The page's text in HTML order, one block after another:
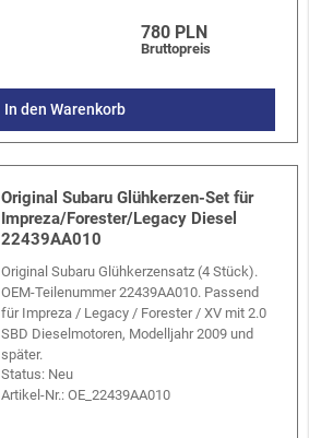
780 PLN
Bruttopreis
In den Warenkorb
Original Subaru Glühkerzen-Set für
Impreza/Forester/Legacy Diesel
22439AA010
Original Subaru Glühkerzensatz (4 Stück).
OEM-Teilenummer 22439AA010. Passend
für Impreza / Legacy / Forester / XV mit 2.0
SBD Dieselmotoren, Modelljahr 2009 und
später.
Status: Neu
Artikel-Nr.:OE_22439AA010